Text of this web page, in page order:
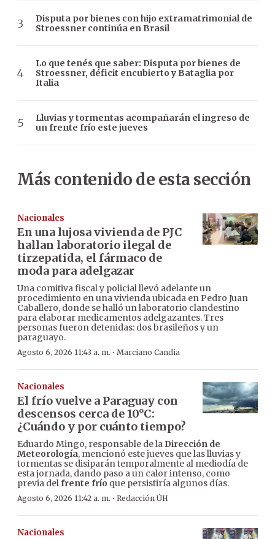
Disputa por bienes con hijo extramatrimonial de
Stroessner continúa en Brasil
Lo que tenés que saber: Disputa por bienes de
Stroessner, déficit encubierto y Bataglia por
Italia
Lluvias y tormentas acompañarán el ingreso de
un frente frío este jueves
Más contenido de esta sección
Nacionales
En una lujosa vivienda de PJC
hallan laboratorio ilegal de
tirzepatida, el fármaco de
moda para adelgazar
Una comitiva fiscal y policial llevó adelante un
procedimiento en una vivienda ubicada en Pedro Juan
Caballero, donde se halló un laboratorio clandestino
para elaborar medicamentos adelgazantes. Tres
personas fueron detenidas: dos brasileños y un
paraguayo.
Agosto 6, 2026 11:43 a. m. · Marciano Candia
Nacionales
El frío vuelve a Paraguay con
descensos cerca de 10°C:
¿Cuándo y por cuánto tiempo?
Eduardo Mingo, responsable de la Dirección de
Meteorología, mencionó este jueves que las lluvias y
tormentas se disiparán temporalmente al mediodía de
esta jornada, dando paso a un calor intenso, como
previa delfrente frío que persistiría algunos días.
Agosto 6, 2026 11:42 a. m. · Redacción ÚH
Nacionales